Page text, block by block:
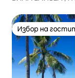
Избор на
Избор на